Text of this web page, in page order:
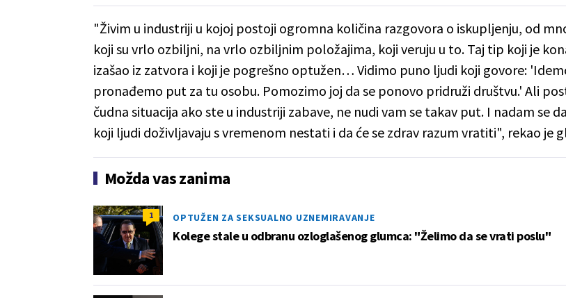
"Živim u industriji u kojoj postoji ogromna količina razgovora o iskupljenju, od
koji su vrlo ozbiljni, na vrlo ozbiljnim položajima, koji veruju u to. Taj tip koji je
izašao iz zatvora i koji je pogrešno optužen… Vidimo puno ljudi koji govore:
pronađemo put za tu osobu. Pomozimo joj da se ponovo pridruži društvu.' Ali
čudna situacija ako ste u industriji zabave, ne nudi vam se takav put. I nadam se
koji ljudi doživljavaju s vremenom nestati i da će se zdrav razum vratiti", rekao je
Možda vas zanima
1 OPTUŽEN ZA SEKSUALNO UZNEMIRAVANJE
Kolege stale u odbranu ozloglašenog glumca: "Želimo da se vrati poslu"